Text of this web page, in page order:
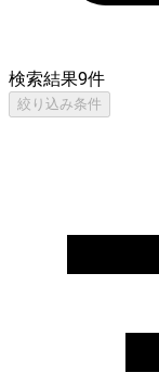
検索結果9件
絞り込み条件